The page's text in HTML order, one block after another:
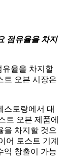
점유율을 차지
유율을 차지할
트 오븐 시장은
스토랑에서 대
트 오븐 제품에
을 차지할 것으
어 토스트 기계
익 창출이 가능